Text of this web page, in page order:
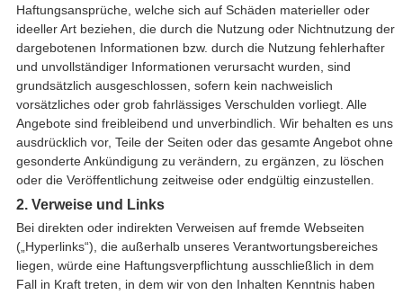
Haftungsansprüche, welche sich auf Schäden materieller oder
ideeller Art beziehen, die durch die Nutzung oder Nichtnutzung der
dargebotenen Informationen bzw. durch die Nutzung fehlerhafter
und unvollständiger Informationen verursacht wurden, sind
grundsätzlich ausgeschlossen, sofern kein nachweislich
vorsätzliches oder grob fahrlässiges Verschulden vorliegt. Alle
Angebote sind freibleibend und unverbindlich. Wir behalten es uns
ausdrücklich vor, Teile der Seiten oder das gesamte Angebot ohne
gesonderte Ankündigung zu verändern, zu ergänzen, zu löschen
oder die Veröffentlichung zeitweise oder endgültig einzustellen.
2. Verweise und Links
Bei direkten oder indirekten Verweisen auf fremde Webseiten
(„Hyperlinks“), die außerhalb unseres Verantwortungsbereiches
liegen, würde eine Haftungsverpflichtung ausschließlich in dem
Fall in Kraft treten, in dem wir von den Inhalten Kenntnis haben